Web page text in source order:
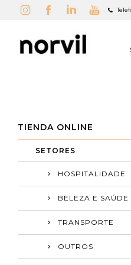
TIENDA ONLINE
SETORES
HOSPITALIDADE
BELEZA E SAÚDE
TRANSPORTE
OUTROS